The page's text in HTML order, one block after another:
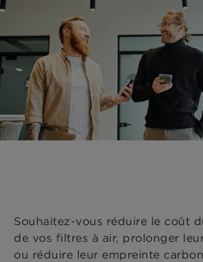
Souhaitez-vous réduire le coût
de vos filtres à air, prolonger
ou réduire leur empreinte